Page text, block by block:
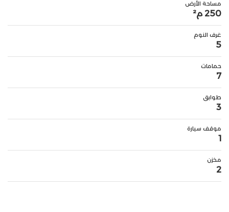
مساحة الأرض
250 م²
غرف النوم
5
حمامات
7
طوابق
3
موقف سيارة
1
مخزن
2